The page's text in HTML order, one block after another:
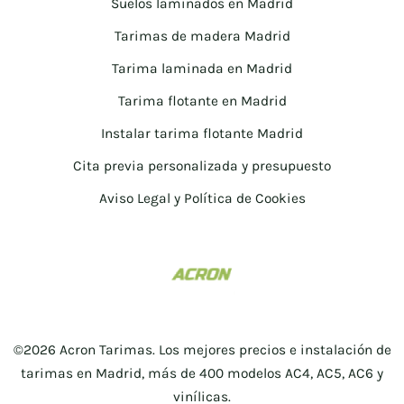
Suelos laminados en Madrid
Tarimas de madera Madrid
Tarima laminada en Madrid
Tarima flotante en Madrid
Instalar tarima flotante Madrid
Cita previa personalizada y presupuesto
Aviso Legal y Política de Cookies
©2026 Acron Tarimas. Los mejores precios e instalación de
tarimas en Madrid, más de 400 modelos AC4, AC5, AC6 y
vinílicas.